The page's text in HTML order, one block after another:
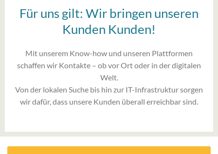
Für uns gilt: Wir bringen unseren
Kunden Kunden!
Mit unserem Know-how und unseren Plattformen
schaffen wir Kontakte – ob vor Ort oder in der digitalen
Welt.
Von der lokalen Suche bis hin zur IT-Infrastruktur sorgen
wir dafür, dass unsere Kunden überall erreichbar sind.